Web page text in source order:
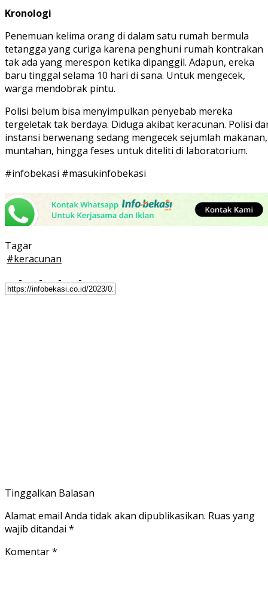
Kronologi
Penemuan kelima orang di dalam satu rumah bermula
tetangga yang curiga karena penghuni rumah kontrakan
tak ada yang merespon ketika dipanggil. Adapun, ereka
baru tinggal selama 10 hari di sana. Untuk mengecek,
warga mendobrak pintu.
Polisi belum bisa menyimpulkan penyebab mereka
tergeletak tak berdaya. Diduga akibat keracunan. Polisi
instansi berwenang sedang mengecek sejumlah makanan,
muntahan, hingga feses untuk diteliti di laboratorium.
#infobekasi #masukinfobekasi
Tagar
#keracunan
Tinggalkan Balasan
Alamat email Anda tidak akan dipublikasikan. Ruas yang
wajib ditandai *
Komentar*